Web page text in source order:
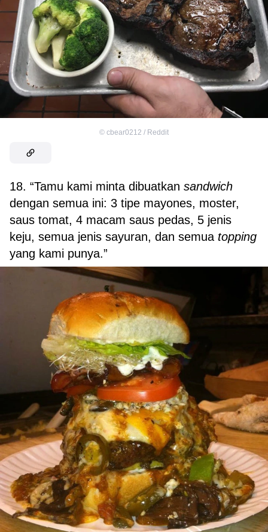
© cbear0212 / Reddit
18. “Tamu kami minta dibuatkan sandwich
dengan semua ini: 3 tipe mayones, moster,
saus tomat, 4 macam saus pedas, 5 jenis
keju, semua jenis sayuran, dan semua topping
yang kami punya.”